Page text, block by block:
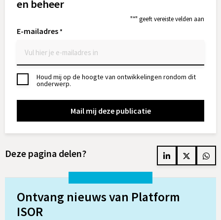
en beheer
"*" geeft vereiste velden aan
E-mailadres*
Toestemming
Houd mij op de hoogte van ontwikkelingen rondom dit
onderwerp.
Deze pagina delen?
Delen
LinkedIn
Delen
Ontvang nieuws van Platform
ISOR